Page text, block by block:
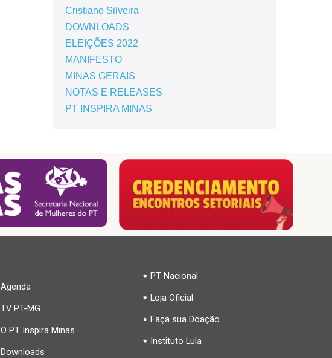
Cristiano Silveira
DOWNLOADS
ELEIÇÕES 2022
MANIFESTO
MINAS GERAIS
NOTAS E RELEASES
PT INSPIRA MINAS
Agenda
TV PT-MG
O PT Inspira Minas
Downloads
PT Nacional
Loja Oficial
Faça sua Doação
Instituto Lula